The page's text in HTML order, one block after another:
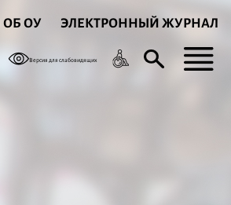
ОБ ОУ ЭЛЕКТРОННЫЙ ЖУРНАЛ
Версия для слабовидящих